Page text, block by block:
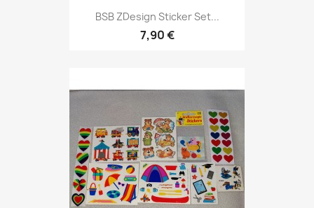
BSB ZDesign Sticker Set...
7,90 €